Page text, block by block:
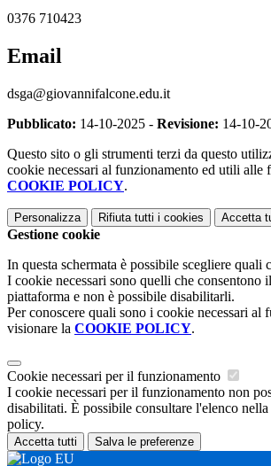
0376 710423
Email
dsga@giovannifalcone.edu.it
Pubblicato: 14-10-2025 - Revisione: 14-10-
Questo sito o gli strumenti terzi da questo
cookie necessari al funzionamento ed utili alle
COOKIE POLICY.
Personalizza Rifiuta tutti i cookies Accetta
Gestione cookie
In questa schermata è possibile scegliere quali
I cookie necessari sono quelli che consentono
piattaforma e non è possibile disabilitarli.
Per conoscere quali sono i cookie necessari al
visionare la COOKIE POLICY.
Cookie necessari per il funzionamento
I cookie necessari per il funzionamento non
disabilitati. È possibile consultare l'elenco
policy.
Accetta tutti Salva le preferenze